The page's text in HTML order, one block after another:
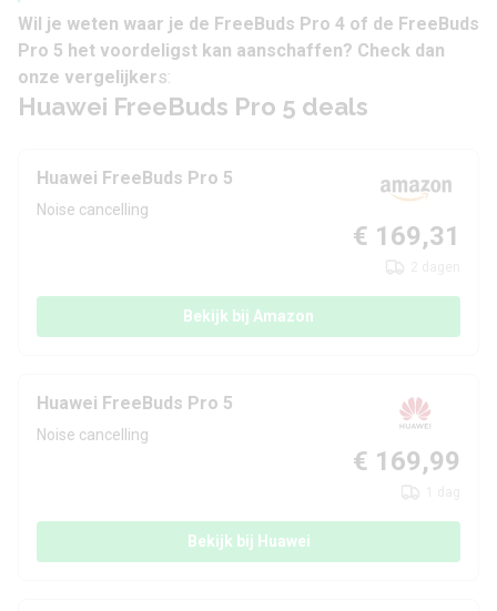
Wil je weten waar je de FreeBuds Pro 4 of de FreeBuds
Pro 5 het voordeligst kan aanschaffen? Check dan
onze vergelijkers:
Huawei FreeBuds Pro 5 deals
Huawei FreeBuds Pro 5
Noise cancelling
€ 169,31
Bekijk bij Amazon
Huawei FreeBuds Pro 5
Noise cancelling
€ 169,99
Bekijk bij Huawei